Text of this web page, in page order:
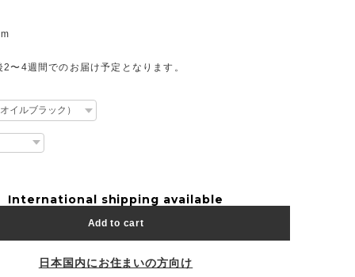
2〜4週間でのお届け予定となります。
International shipping available
Add to cart
日本国内にお住まいの方向け